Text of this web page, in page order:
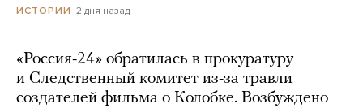
ИСТОРИИ 2 дня назад
«Россия-24» обратилась в прокуратуру
и Следственный комитет из-за травли
создателей фильма о Колобке. Возбуждено